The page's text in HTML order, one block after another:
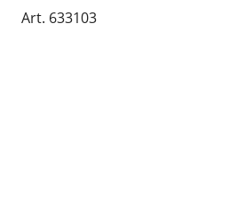
Art. 633103